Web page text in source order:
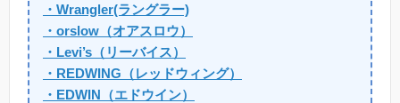
・Wrangler(ラングラー)
・orslow（オアスロウ）
・Levi’s（リーバイス）
・REDWING（レッドウィング）
・EDWIN（エドウイン）